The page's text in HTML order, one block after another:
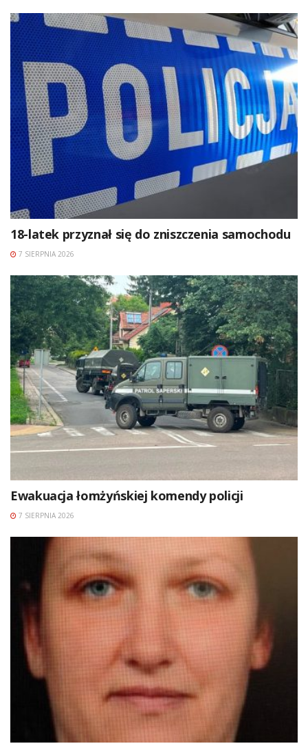
18-latek przyznał się do zniszczenia samochodu
7 SIERPNIA 2026
Ewakuacja łomżyńskiej komendy policji
7 SIERPNIA 2026